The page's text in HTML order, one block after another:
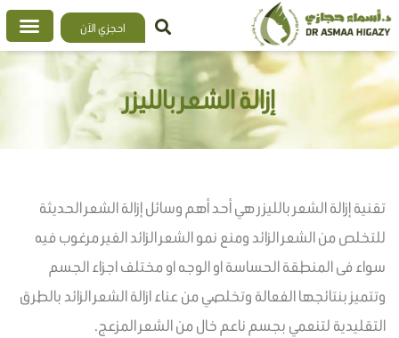
تخطي
إلى
المحتوى
احجزي الآن
إزالة الشعر بالليزر
تقنية إزالة الشعر بالليزر هي أحد أهم وسائل إزالة الشعر الحديثة
للتخلص من الشعر الزائد ومنع نمو الشعر الزائد الغير مرغوب فيه
سواء فى المنطقة الحساسة او الوجه او مختلف اجزاء الجسم
وتتميز بنتائجها الفعالة وتخلصي من عناء ازالة الشعر الزائد بالطرق
التقليدية لتنعمي بجسم ناعم خال من الشعر المزعج.